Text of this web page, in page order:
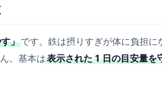
」です。鉄は摂りすぎが体に負担に
。基本は表示された 1 日の目安量を